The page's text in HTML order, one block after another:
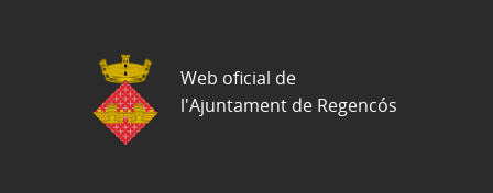
Web oficial de
l'Ajuntament de Regencós